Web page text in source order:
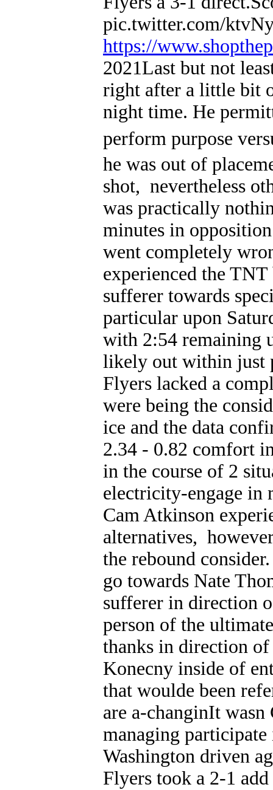
pic.twitter.com/
https://
2021Last but not
right after a little bit
night time. He
perform purpose
he was out of
shot, nevertheless
was practically
minutes in
went completely
experienced the
sufferer towards
particular upon
with 2:54 remaining
likely out within just
Flyers lacked a
were being the
ice and the data
2.34 - 0.82 comfort
in the course of 2
electricity-engage
Cam Atkinson
alternatives,
the rebound
go towards Nate
sufferer in direction
person of the
thanks in direction
Konecny inside of
that woulde been
are a-changinIt
managing
Washington driven
Flyers took a 2-1